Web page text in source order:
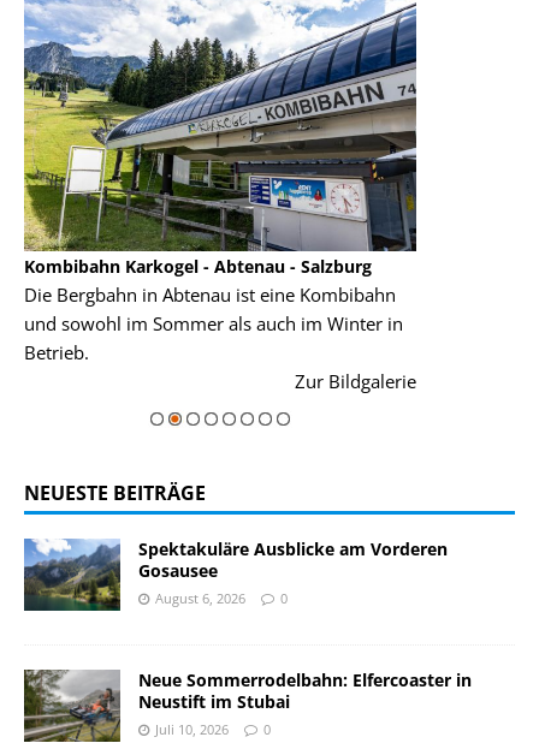
Kombibahn Karkogel - Abtenau - Salzburg
Die Bergbahn in Abtenau ist eine Kombibahn
und sowohl im Sommer als auch im Winter in
Betrieb.
Zur Bildgalerie
NEUESTE BEITRÄGE
Spektakuläre Ausblicke am Vorderen
Gosausee
August 6, 2026 0
Neue Sommerrodelbahn: Elfercoaster in
Neustift im Stubai
Juli 10, 2026 0